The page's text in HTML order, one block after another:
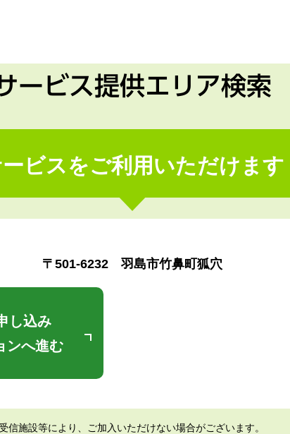
ービス提供エリア検索
ビスをご利用いただけます
〒501-6232 羽島市竹鼻町狐穴
し込み
ンへ進む
施設等により、ご加入いただけない場合がございます。